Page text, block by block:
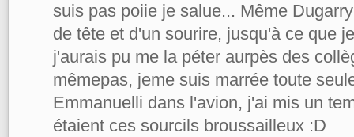
suis pas poiie je salue... Même
de tête et d'un sourire, jusqu'à ce que
j'aurais pu me la péter aurpès des
mêmepas, jeme suis marrée toute
Emmanuelli dans l'avion, j'ai mis un
étaient ces sourcils broussailleux :D